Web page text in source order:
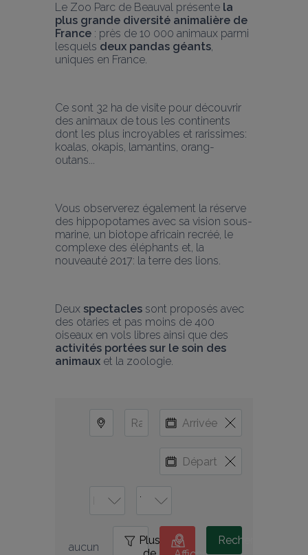
Le Zoo Parc de Beauval présente la
plus grande diversité animalière de
France : près de 10 000 animaux parmi
lesquels deux pandas géants,
uniques en France.
Ce sont 32 ha de visite pour découvrir
des animaux de tous les continents
dont les plus incroyables et rarissimes:
koalas, okapis, lamantins, orang-
outans...
Vous observerez également la réserve
des hippopotames avec sa vision sous-
marine, un biotope africain recréé, le
complexe des éléphants et, la
nouveauté 2017: la terre des lions.
Deux spectacles sont proposés avec
des otaries et pas moins de 400
activités portées sur le soin des
animaux et la zoologie.
aucun
Plus
Rechercher